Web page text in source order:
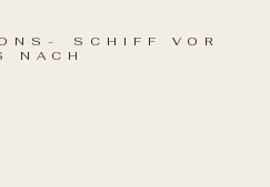
SCHIFF VOR
NACH